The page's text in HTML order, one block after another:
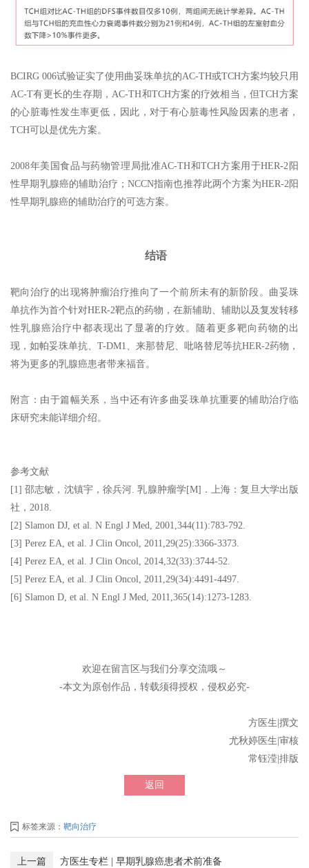
BCIRG 006试验证实了使用曲妥珠单抗的AC-TH或TCH方案均较只用
AC-T有更长的生存期，AC-TH和TCH方案的疗效相当，但TCH方案
的心脏毒性发生率更低，因此，对于有心脏毒性风险因素的患者，
TCH可以是优先方案。
2008年美国食品与药物管理局批准AC-TH和TCH方案用于HER-2阳
性早期乳腺癌的辅助治疗；NCCN指南也推荐此两个方案为HER-2阳
性早期乳腺癌的辅助治疗的可选方案。
结语
靶向治疗的出现将肿瘤治疗推向了一个前所未有的新阶段。曲妥珠
单抗作为首个针对HER-2靶点的药物，在新辅助、辅助以及复发转移
性乳腺癌治疗中都表现出了显著的疗效。随着更多靶向药物的出
现，如帕妥珠单抗、T-DM1、来那替尼、吡咯替尼等抗HER-2药物，
将为更多的乳腺癌患者带来福音。
附言：由于篇幅关系，当中还有许多曲妥珠单抗重要的辅助治疗临
床研究未能详细介绍。
参考文献
[1] 邵志敏，沈镇宇，徐兵河. 乳腺肿瘤学[M]．上海：复旦大学出版
社，2018.
[2] Slamon DJ, et al. N Engl J Med, 2001,344(11):783-792.
[3] Perez EA, et al. J Clin Oncol, 2011,29(25):3366-3373.
[4] Perez EA, et al. J Clin Oncol, 2014,32(33):3744-52.
[5] Perez EA, et al. J Clin Oncol, 2011,29(34):4491-4497.
[6] Slamon D, et al. N Engl J Med, 2011,365(14):1273-1283.
欢迎在留言区与我们分享交流哦～
-本文为原创作品，转载须得授权，侵权必究-
方医生|撰文
尤秋婷医生|审核
常钰滢|排版
返回
标签来源： 靶向治疗
上一篇 方医生专栏 | 早期乳腺癌患者术前准备